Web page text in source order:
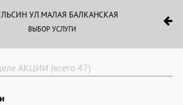
УЛ.МАЛАЯ БАЛКАНСКАЯ
ВЫБОР УСЛУГИ